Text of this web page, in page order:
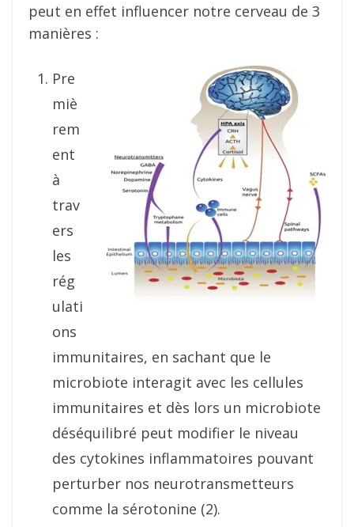
peut en effet influencer notre cerveau de 3
manières :
Pre
miè
rem
ent
à
trav
ers
les
rég
ulati
ons
immunitaires, en sachant que le
microbiote interagit avec les cellules
immunitaires et dès lors un microbiote
déséquilibré peut modifier le niveau
des cytokines inflammatoires pouvant
perturber nos neurotransmetteurs
comme la sérotonine (2).